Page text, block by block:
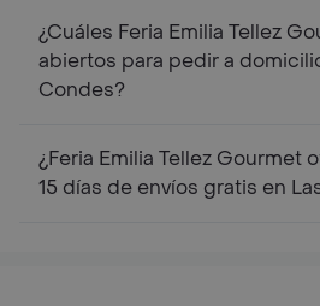
¿Cuáles Feria Emilia Tellez
abiertos para pedir a
Condes?
¿Feria Emilia Tellez Gourmet
15 días de envíos gratis en